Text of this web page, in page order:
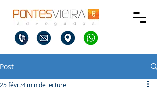
Post
25 févr.4 min de lecture